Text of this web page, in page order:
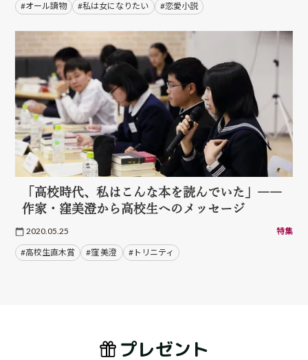
#オール讀物 #私は女になりたい #恋愛小説
「高校時代、私はこんな本を読んでいた」――
作家・窪美澄から高校生へのメッセージ
2020.05.25 特集
#高校生直木賞 #窪 美澄 #トリニティ
プレゼント